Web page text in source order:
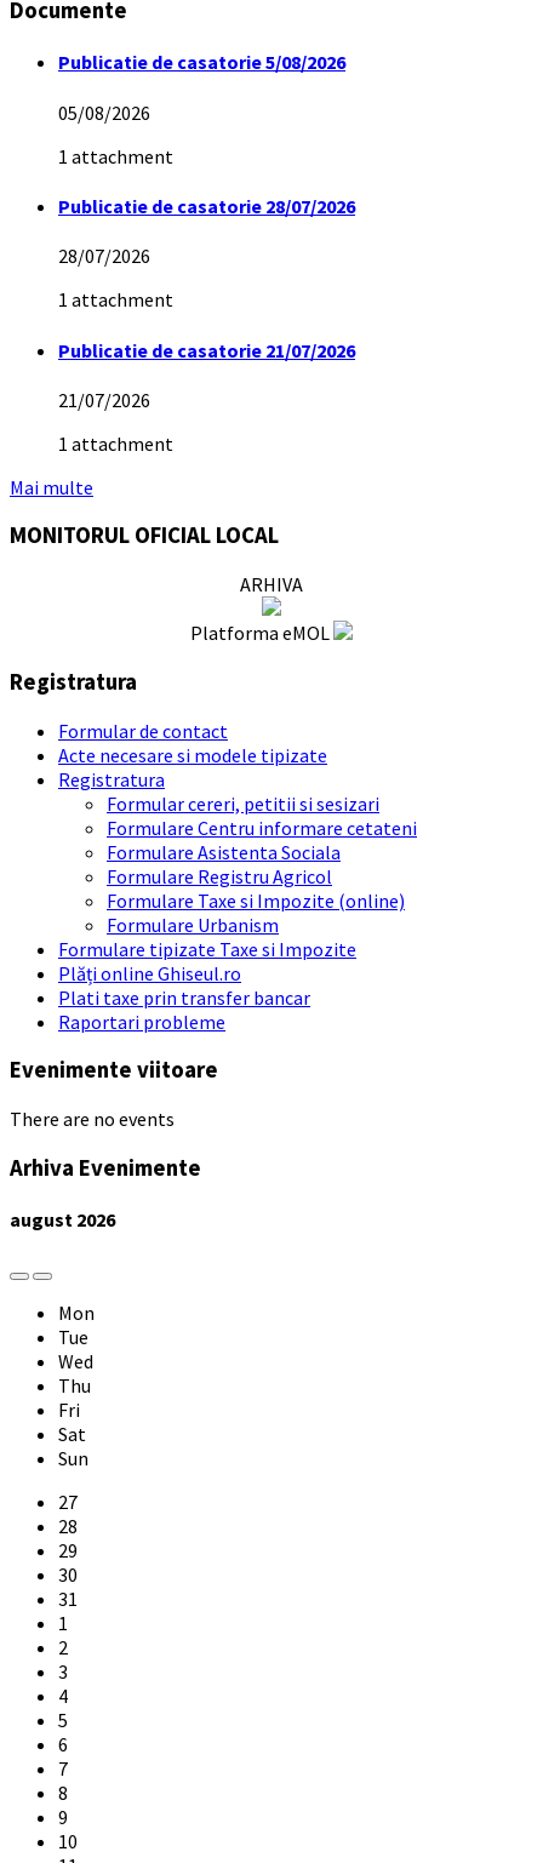
Documente
Publicatie de casatorie 5/08/2026
05/08/2026
1 attachment
Publicatie de casatorie 28/07/2026
28/07/2026
1 attachment
Publicatie de casatorie 21/07/2026
21/07/2026
1 attachment
Mai multe
MONITORUL OFICIAL LOCAL
ARHIVA
Platforma eMOL
Registratura
Formular de contact
Acte necesare si modele tipizate
Registratura
Formular cereri, petitii si sesizari
Formulare Centru informare cetateni
Formulare Asistenta Sociala
Formulare Registru Agricol
Formulare Taxe si Impozite (online)
Formulare Urbanism
Formulare tipizate Taxe si Impozite
Plăți online Ghiseul.ro
Plati taxe prin transfer bancar
Raportari probleme
Evenimente viitoare
There are no events
Arhiva Evenimente
august 2026
Previous
Month
Next
Month
Mon
Tue
Wed
Thu
Fri
Sat
Sun
Skip
calendar
days
27
28
29
30
31
1
2
3
4
5
6
7
8
9
10